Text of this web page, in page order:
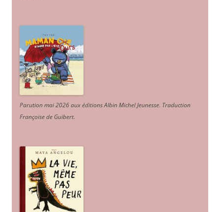
Parution mai 2026 aux éditions Albin Michel Jeunesse. Traduction
Françoise de Guibert.